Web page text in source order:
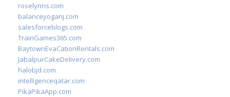
roselynns.com
balanceyoganj.com
salesforceblogs.com
TrainGames365.com
BaytownEvaCationRentals.com
JabalpurCakeDelivery.com
halobjd.com
intelligenceqatar.com
PikaPikaApp.com